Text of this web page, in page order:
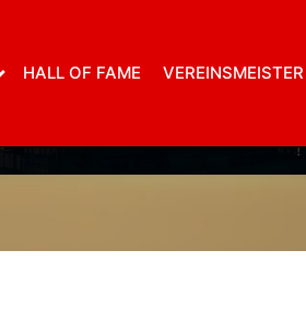
HALL OF FAME VEREINSMEISTER
IST DER
DER